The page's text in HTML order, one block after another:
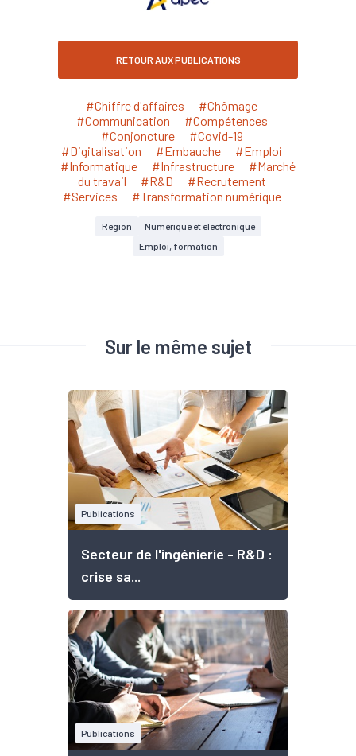
RETOUR AUX PUBLICATIONS
#Chiffre d'affaires
#Chômage
#Communication
#Compétences
#Conjoncture
#Covid-19
#Digitalisation
#Embauche
#Emploi
#Informatique
#Infrastructure
#Marché
du travail
#R&D
#Recrutement
#Services
#Transformation numérique
Région
Numérique et électronique
Emploi, formation
Sur le même sujet
Publications
Secteur de l'ingénierie - R&D :
crise sa...
Publications